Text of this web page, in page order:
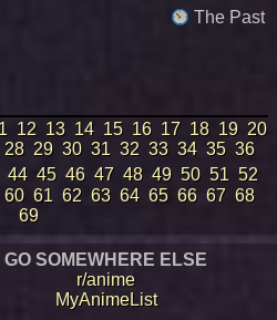
The Past
12 13 14 15 16 17 18 19 20
28 29 30 31 32 33 34 35 36
44 45 46 47 48 49 50 51 52
60 61 62 63 64 65 66 67 68
69
GO SOMEWHERE ELSE
r/anime
MyAnimeList